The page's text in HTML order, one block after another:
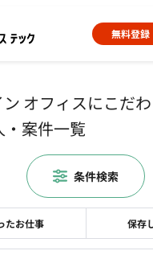
無料登録
オフィスにこだ
・案件一覧
たお仕事 保存
条件検索